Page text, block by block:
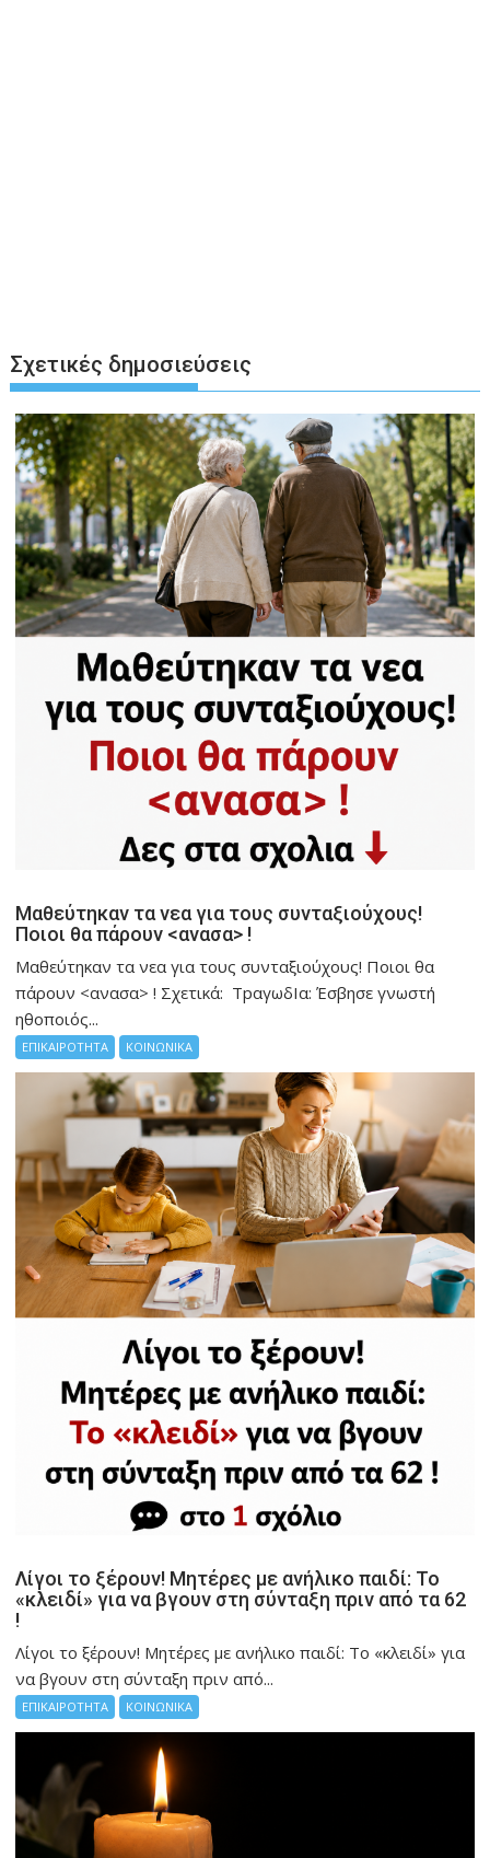
Σχετικές δημοσιεύσεις
Μαθεύτηκαν τα νεα για τους συνταξιούχους!
Ποιοι θα πάρουν <ανασα> !
Μαθεύτηκαν τα νεα για τους συνταξιούχους! Ποιοι θα
πάρουν <ανασα> ! Σχετικά: ΤpαγωδIα: Έσβησε γνωστή
ηθοποιός...
ΕΠΙΚΑΙΡΟΤΗΤΑ ΚΟΙΝΩΝΙΚΑ
Λίγοι το ξέρουν! Μητέρες με ανήλικο παιδί: Το
«κλειδί» για να βγουν στη σύνταξη πριν από τα 62
!
Λίγοι το ξέρουν! Μητέρες με ανήλικο παιδί: Το «κλειδί» για
να βγουν στη σύνταξη πριν από...
ΕΠΙΚΑΙΡΟΤΗΤΑ ΚΟΙΝΩΝΙΚΑ